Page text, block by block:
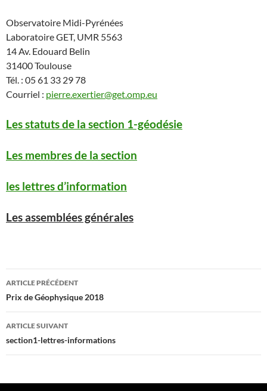
Observatoire Midi-Pyrénées
Laboratoire GET, UMR 5563
14 Av. Edouard Belin
31400 Toulouse
Tél. : 05 61 33 29 78
Courriel : pierre.exertier@get.omp.eu
Les statuts de la section 1-géodésie
Les membres de la section
les lettres d’information
Les assemblées générales
Navigation
des
articles
ARTICLE PRÉCÉDENT
Prix de Géophysique 2018
ARTICLE SUIVANT
section1-lettres-informations